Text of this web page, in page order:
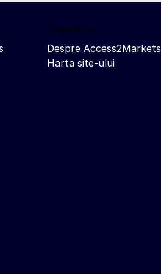
Despre noi
Despre Access2Markets
Harta site-ului